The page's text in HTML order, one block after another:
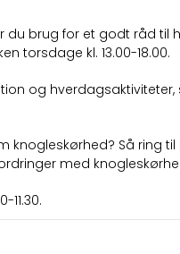
du brug for et godt råd til
torsdage kl. 13.00-18.00.
og hverdagsaktiviteter,
knogleskørhed? Så ring
med
11.30.